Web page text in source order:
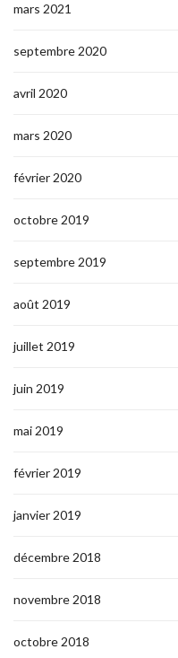
mars 2021
septembre 2020
avril 2020
mars 2020
février 2020
octobre 2019
septembre 2019
août 2019
juillet 2019
juin 2019
mai 2019
février 2019
janvier 2019
décembre 2018
novembre 2018
octobre 2018